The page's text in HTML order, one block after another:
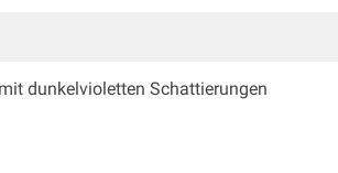
dunkelvioletten Schattierungen